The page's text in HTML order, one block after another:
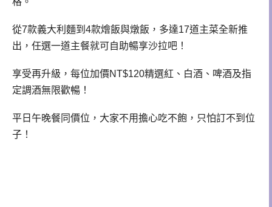
從7款義大利麵到4款燴飯與燉飯，多達17道主菜全新推
出，任選一道主餐就可自助暢享沙拉吧！
享受再升級，每位加價NT$120精選紅、白酒、啤酒及指
定調酒無限歡暢！
平日午晚餐同價位，大家不用擔心吃不飽，只怕訂不到位
子！